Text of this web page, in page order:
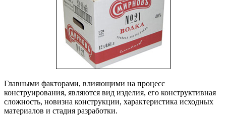
Главными факторами, влияющими на процесс
конструирования, являются вид изделия, его конструктивная
сложность, новизна конструкции, характеристика исходных
материалов и стадия разработки.